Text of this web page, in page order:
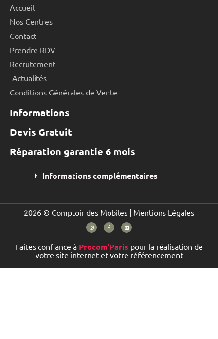
Accueil
Nos Centres
Contact
Prendre RDV
Recrutement
Actualités
Conditions Générales de Vente
Informations
Devis Gratuit
Réparation garantie 6 mois
Informations complémentaires
2026 © Comptoir des Mobiles | Mentions Légales
Faites confiance à Procom’Paris pour la réalisation de
votre site internet et votre référencement